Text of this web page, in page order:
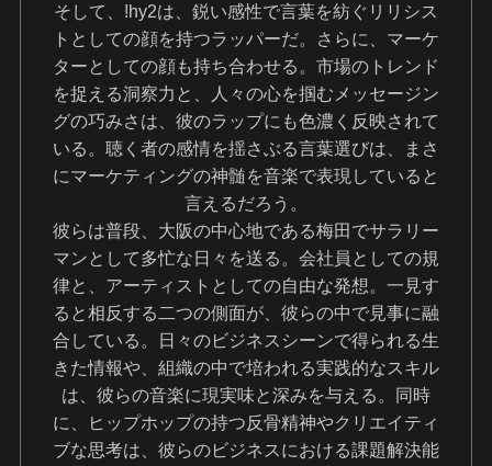
そして、!hy2は、鋭い感性で言葉を紡ぐリリシス
トとしての顔を持つラッパーだ。さらに、マーケ
ターとしての顔も持ち合わせる。市場のトレンド
を捉える洞察力と、人々の心を掴むメッセージン
グの巧みさは、彼のラップにも色濃く反映されて
いる。聴く者の感情を揺さぶる言葉選びは、まさ
にマーケティングの神髄を音楽で表現していると
言えるだろう。
彼らは普段、大阪の中心地である梅田でサラリー
マンとして多忙な日々を送る。会社員としての規
律と、アーティストとしての自由な発想。一見す
ると相反する二つの側面が、彼らの中で見事に融
合している。日々のビジネスシーンで得られる生
きた情報や、組織の中で培われる実践的なスキル
は、彼らの音楽に現実味と深みを与える。同時
に、ヒップホップの持つ反骨精神やクリエイティ
ブな思考は、彼らのビジネスにおける課題解決能